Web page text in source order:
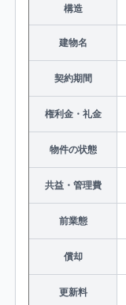
構造
建物名
契約期間
権利金・礼金
物件の状態
共益・管理費
前業態
償却
更新料